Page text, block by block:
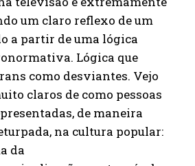
um claro reflexo de um
a partir de uma lógica
Lógica que
como desviantes. Vejo
claros de como pessoas
de maneira
na cultura popular:
da